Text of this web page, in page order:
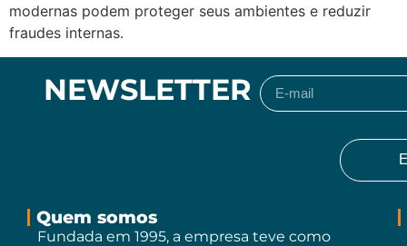
modernas podem proteger seus ambientes e reduzir
fraudes internas.
NEWSLETTER
Quem somos
Fundada em 1995, a empresa teve como